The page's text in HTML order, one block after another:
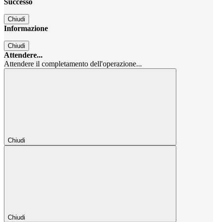
Successo
Chiudi
Informazione
Chiudi
Attendere...
Attendere il completamento dell'operazione...
Chiudi
Chiudi